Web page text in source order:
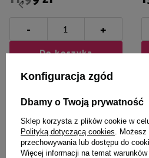
- +
Do koszyka
Zaufane i
Konfiguracja zgód
Dbamy o Twoją prywatność
Sklep korzysta z plików cookie w
Polityką dotyczącą cookies .
przechowywania lub dostępu do
Więcej informacji na temat